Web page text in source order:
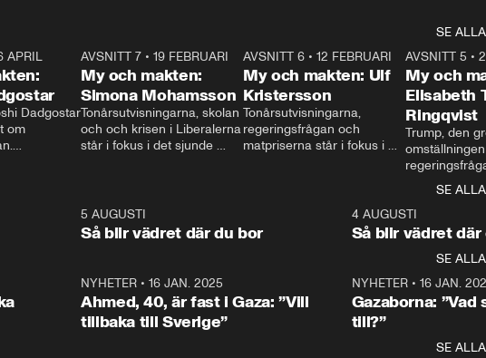
SE ALLA
APRIL
Dadgostar
om
val. Ska vi
vi förstås
24:30
AVSNITT 7• 19 FEBRUARI
My och makten:
Simona Mohamsson
Tonårsutvisningarna, skolan
och och krisen i Liberalerna
står i fokus i det sjunde
kommentator My
Rohwedder ställer
utbildnings- och
Mohamsson till svars.
27:30
AVSNITT 6 •12 FEBRUARI
My och makten: Ulf
Kristersson
Tonårsutvisningarna,
regeringsfrågan och
matpriserna står i fokus i
Rohwedder ställer
statsminister Ulf Kristersson
AVSNITT 5 •
My och
Elisabeth
Ringqvist
Trump, den
centrum i
avsnittet av
Makten”. Se
Aftonbladets
Rohwedder
Thand Ring
SE ALLA
5 AUGUSTI
Så blir vädret där du bor
4 AUGUSTI
Så blir vädret där
SE ALLA
NYHETER• 16 JAN. 2025
Ahmed, 40, är fast i Gaza: ”Vill
tillbaka till Sverige”
NYHETER• 16 JAN.
Gazaborna:
till?”
SE ALLA